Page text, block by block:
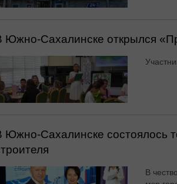
Южно-Сахалинске открылся
Южно-Сахалинске состоялось
В